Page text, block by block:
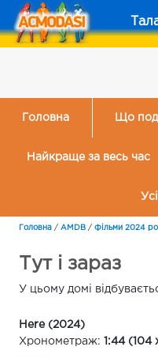
Головна Що
Найкраще за весь час
Головна / AMDB / Фільми 2024
Тут і зараз
У цьому домі
Here (2024)
Хронометраж: 1:44 (104